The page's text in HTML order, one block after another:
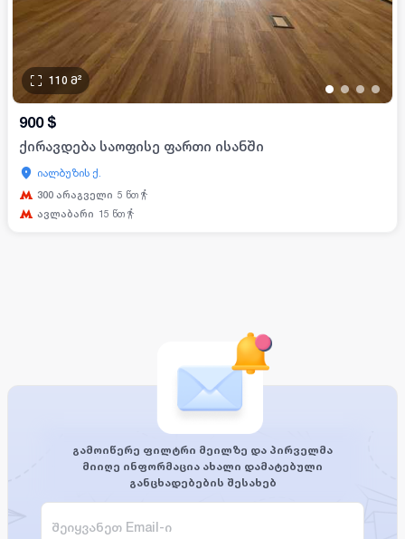
•• • •
110 მ²
900 $
ქირავდება საოფისე ფართი ისანში
იალბუზის ქ.
300 არაგველი 5 წთ
ავლაბარი 15 წთ
გამოიწერე ფილტრი მეილზე და პირველმა
მიიღე ინფორმაცია ახალი დამატებული
განცხადებების შესახებ